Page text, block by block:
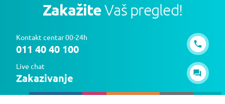
ZakažiteVaš pregled!
Kontakt centar 00-24h
011 40 40 100
Live chat
Zakazivanje